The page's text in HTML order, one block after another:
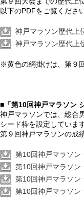
以下のPDFをご覧ください
神戸マラソン歴代上
神戸マラソン歴代上
※黄色の網掛けは、第９
■「第10回神戸マラソン
神戸マラソンでは、総合
シード枠を設定しています
第９回神戸マラソンの成
第10回神戸マラソン
第10回神戸マラソン
第10回神戸マラソン
第10回神戸マラソン